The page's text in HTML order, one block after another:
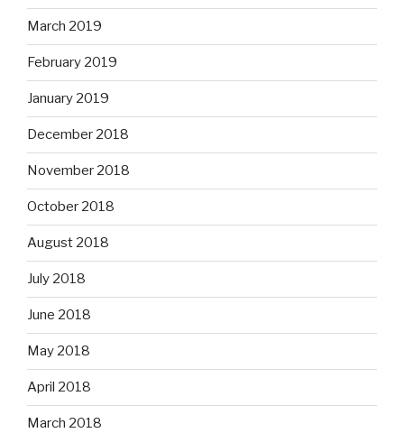
March 2019
February 2019
January 2019
December 2018
November 2018
October 2018
August 2018
July 2018
June 2018
May 2018
April 2018
March 2018